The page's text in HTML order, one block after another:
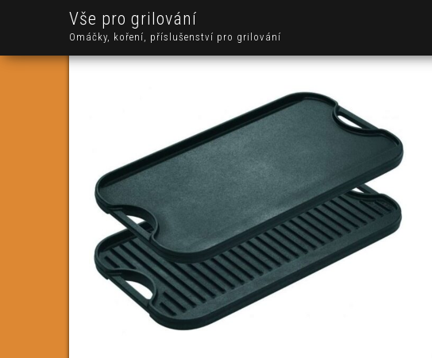
Vše pro grilování
Omáčky, koření, příslušenství pro grilování